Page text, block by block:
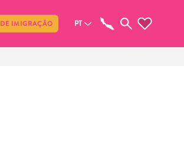
IMIGRAÇÃO PT
Compartilhar